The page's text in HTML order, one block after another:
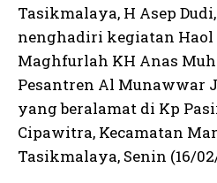
Tasikmalaya, H Asep Dudi,
nenghadiri kegiatan Haol
Maghfurlah KH Anas
Pesantren Al Munawwar
yang beralamat di Kp
Cipawitra, Kecamatan
Tasikmalaya, Senin (16/